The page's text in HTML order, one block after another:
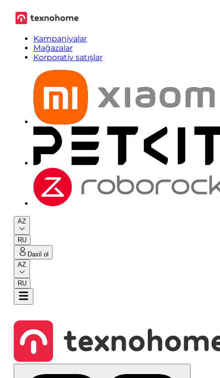
Kampaniyalar
Mağazalar
Korporativ satışlar
AZ
RU
Daxil ol
AZ
RU